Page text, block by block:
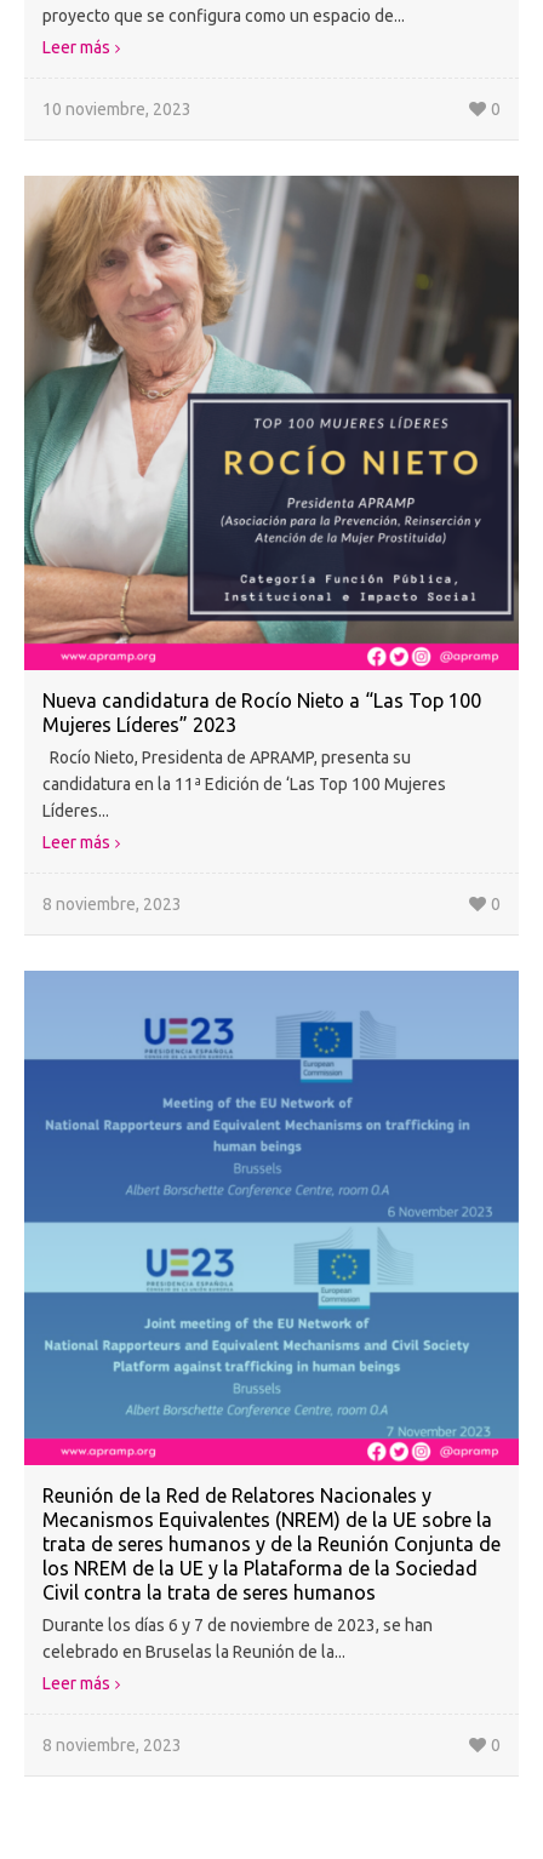
proyecto que se configura como un espacio de...
Leer más
10 noviembre, 2023 0
Nueva candidatura de Rocío Nieto a “Las Top 100
Mujeres Líderes” 2023
Rocío Nieto, Presidenta de APRAMP, presenta su
candidatura en la 11ª Edición de ‘Las Top 100 Mujeres
Líderes...
Leer más
8 noviembre, 2023 0
Reunión de la Red de Relatores Nacionales y
Mecanismos Equivalentes (NREM) de la UE sobre la
trata de seres humanos y de la Reunión Conjunta de
los NREM de la UE y la Plataforma de la Sociedad
Civil contra la trata de seres humanos
Durante los días 6 y 7 de noviembre de 2023, se han
celebrado en Bruselas la Reunión de la...
Leer más
8 noviembre, 2023 0